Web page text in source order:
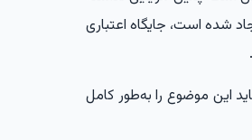
شده است، جایگاه اعتباری
این موضوع را به‌طور کامل